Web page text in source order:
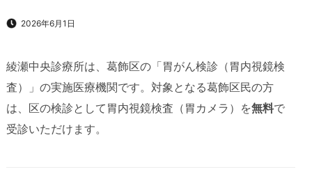
2026年6月1日
綾瀬中央診療所は、葛飾区の「胃がん検診（胃内視鏡検
査）」の実施医療機関です。対象となる葛飾区民の方
は、区の検診として胃内視鏡検査（胃カメラ）を無料で
受診いただけます。